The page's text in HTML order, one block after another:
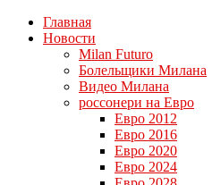
Главная
Новости
Milan Futuro
Болельщики Милана
Видео Милана
россонери на Евро
Евро 2012
Евро 2016
Евро 2020
Евро 2024